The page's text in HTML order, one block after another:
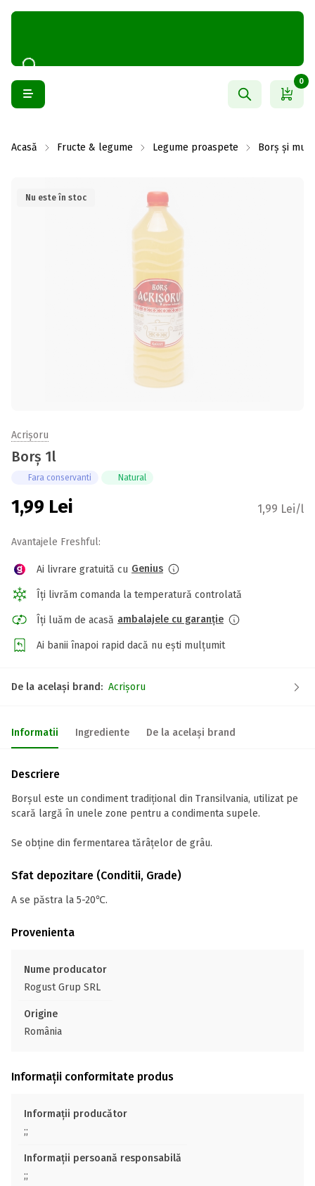
0
Acasă Fructe & legume Legume proaspete Borș și
Nu este în stoc
Acrișoru
Borș 1l
Fara conservanti Natural
1,99 Lei 1,99 Lei/l
Avantajele Freshful:
Ai livrare gratuită cu Genius
Îți livrăm comanda la temperatură controlată
Îți luăm de acasă ambalajele cu garanție
Ai banii înapoi rapid dacă nu ești mulțumit
De la același brand: Acrișoru
Informatii Ingrediente De la același brand
Descriere
Borșul este un condiment tradițional din Transilvania, utilizat pe
scară largă în unele zone pentru a condimenta supele.
Se obține din fermentarea tărâțelor de grâu.
Sfat depozitare (Conditii, Grade)
A se păstra la 5-20℃.
Provenienta
Nume producator
Rogust Grup SRL
Origine
România
Informații conformitate produs
Informații producător
;;
Informații persoană responsabilă
;;